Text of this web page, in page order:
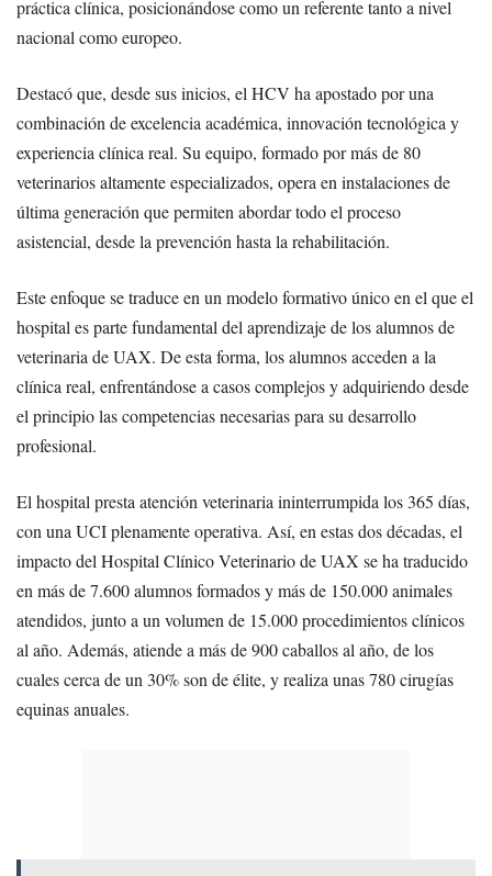
práctica clínica, posicionándose como un referente tanto a nivel
nacional como europeo.
Destacó que, desde sus inicios, el HCV ha apostado por una
combinación de excelencia académica, innovación tecnológica y
experiencia clínica real. Su equipo, formado por más de 80
veterinarios altamente especializados, opera en instalaciones de
última generación que permiten abordar todo el proceso
asistencial, desde la prevención hasta la rehabilitación.
Este enfoque se traduce en un modelo formativo único en el que el
hospital es parte fundamental del aprendizaje de los alumnos de
veterinaria de UAX. De esta forma, los alumnos acceden a la
clínica real, enfrentándose a casos complejos y adquiriendo desde
el principio las competencias necesarias para su desarrollo
profesional.
El hospital presta atención veterinaria ininterrumpida los 365 días,
con una UCI plenamente operativa. Así, en estas dos décadas, el
impacto del Hospital Clínico Veterinario de UAX se ha traducido
en más de 7.600 alumnos formados y más de 150.000 animales
atendidos, junto a un volumen de 15.000 procedimientos clínicos
al año. Además, atiende a más de 900 caballos al año, de los
cuales cerca de un 30% son de élite, y realiza unas 780 cirugías
equinas anuales.